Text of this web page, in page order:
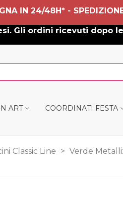
IN 24/48H* -
Gli ordini ricevuti
ART COORDINATI FESTA
Classic Line > Verde